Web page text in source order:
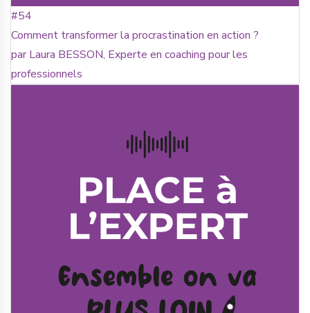
#54
Comment transformer la procrastination en action ?
par Laura BESSON, Experte en coaching pour les
professionnels